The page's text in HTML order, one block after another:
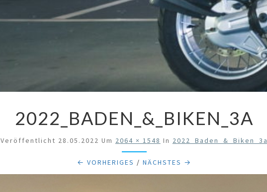
2022_BADEN_&_BIKEN_3A
Veröffentlicht 28.05.2022 Um 2064 × 1548 In 2022_Baden_&_Biken_3a
← VORHERIGES / NÄCHSTES →